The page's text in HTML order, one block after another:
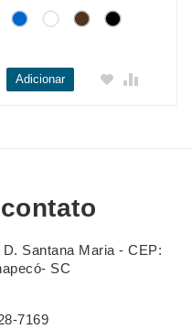
Adicionar
Santana Maria - CEP:
SC
7169